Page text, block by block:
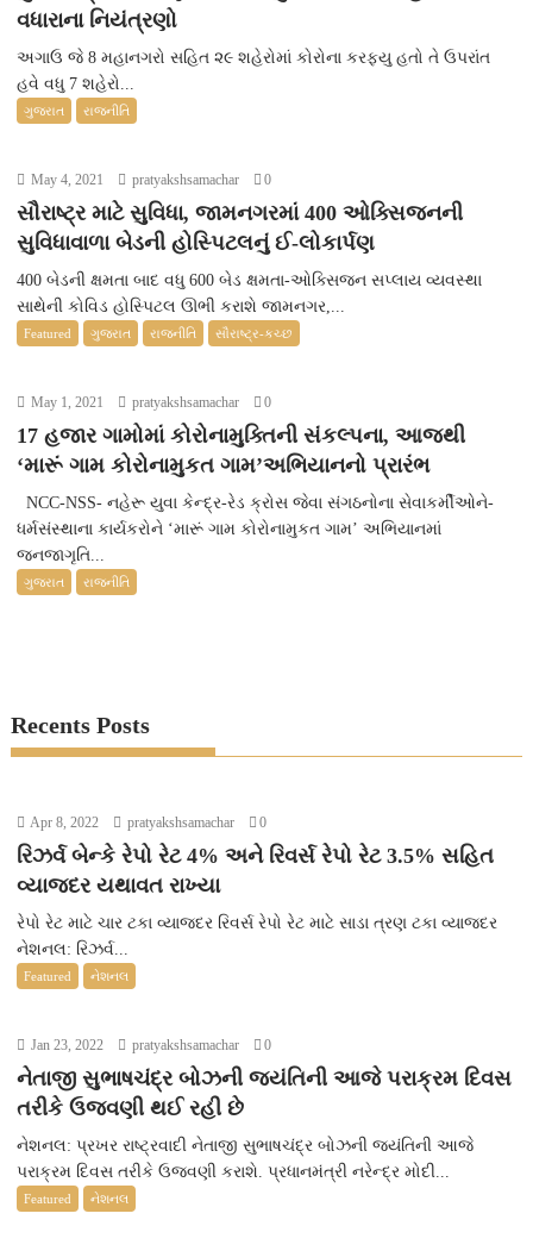
વધારાના નિયંત્રણો
અગાઉ જે 8 મહાનગરો સહિત ૨૯ શહેરોમાં કોરોના કરફ્યુ હતો તે ઉપરાંત
હવે વધુ 7 શહેરો...
ગુજરાત રાજનીતિ
May 4, 2021 pratyakshsamachar 0
સૌરાષ્ટ્ર માટે સુવિધા, જામનગરમાં 400 ઓક્સિજનની
સુવિધાવાળા બેડની હોસ્પિટલનું ઈ-લોકાર્પણ
400 બેડની ક્ષમતા બાદ વધુ 600 બેડ ક્ષમતા-ઓક્સિજન સપ્લાય વ્યવસ્થા
સાથેની કોવિડ હોસ્પિટલ ઊભી કરાશે જામનગર,...
Featured ગુજરાત રાજનીતિ સૌરાષ્ટ્ર-કચ્છ
May 1, 2021 pratyakshsamachar 0
17 હજાર ગામોમાં કોરોનામુક્તિની સંકલ્પના, આજથી
‘મારૂં ગામ કોરોનામુકત ગામ’અભિયાનનો પ્રારંભ
NCC-NSS- નહેરૂ યુવા કેન્દ્ર-રેડ ક્રોસ જેવા સંગઠનોના સેવાકર્મીઓને-
ધર્મસંસ્થાના કાર્યકરોને ‘મારૂં ગામ કોરોનામુકત ગામ’ અભિયાનમાં
જનજાગૃતિ...
ગુજરાત રાજનીતિ
Recents Posts
Apr 8, 2022 pratyakshsamachar 0
રિઝર્વ બેન્કે રેપો રેટ 4% અને રિવર્સ રેપો રેટ 3.5% સહિત
વ્યાજદર યથાવત રાખ્યા
રેપો રેટ માટે ચાર ટકા વ્યાજદર રિવર્સ રેપો રેટ માટે સાડા ત્રણ ટકા વ્યાજદર
નેશનલ: રિઝર્વ...
Featured નેશનલ
Jan 23, 2022 pratyakshsamachar 0
નેતાજી સુભાષચંદ્ર બોઝની જયંતિની આજે પરાક્રમ દિવસ
તરીકે ઉજવણી થઈ રહી છે
નેશનલ: પ્રખર રાષ્ટ્રવાદી નેતાજી સુભાષચંદ્ર બોઝની જયંતિની આજે
પરાક્રમ દિવસ તરીકે ઉજવણી કરાશે. પ્રધાનમંત્રી નરેન્દ્ર મોદી...
Featured નેશનલ